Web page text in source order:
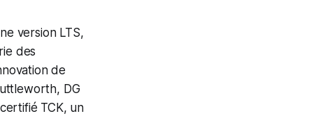
version LTS,
des
de
DG
TCK, un